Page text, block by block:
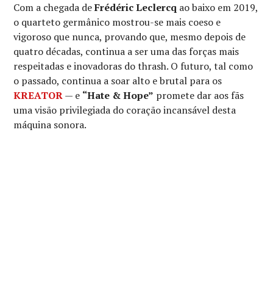
Com a chegada deFrédéric Leclercq ao baixo em 2019,
o quarteto germânico mostrou-se mais coeso e
vigoroso que nunca, provando que, mesmo depois de
quatro décadas, continua a ser uma das forças mais
respeitadas e inovadoras do thrash. O futuro, tal como
o passado, continua a soar alto e brutal para os
KREATOR— e “Hate & Hope” promete dar aos fãs
uma visão privilegiada do coração incansável desta
máquina sonora.